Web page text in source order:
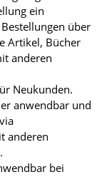
ein
über
Artikel, Bücher
anderen
Neukunden.
anwendbar und
anderen
bei